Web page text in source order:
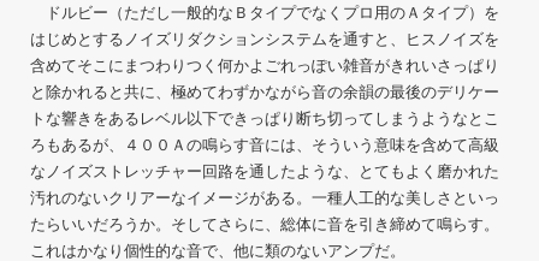
ドルビー（ただし一般的なＢタイプでなくプロ用のＡタイプ）を
はじめとするノイズリダクションシステムを通すと、ヒスノイズを
含めてそこにまつわりつく何かよごれっぽい雑音がきれいさっぱり
と除かれると共に、極めてわずかながら音の余韻の最後のデリケー
トな響きをあるレベル以下できっぱり断ち切ってしまうようなとこ
ろもあるが、４００Ａの鳴らす音には、そういう意味を含めて高級
なノイズストレッチャー回路を通したような、とてもよく磨かれた
汚れのないクリアーなイメージがある。一種人工的な美しさといっ
たらいいだろうか。そしてさらに、総体に音を引き締めて鳴らす。
これはかなり個性的な音で、他に類のないアンプだ。